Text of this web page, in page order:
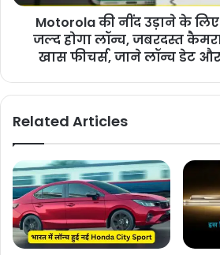
Motorola की नींद उड़ाने के
जल्द होगा लॉन्च, जबरदस्त
खास फीचर्स, जाने लॉन्च डेट
Related Articles